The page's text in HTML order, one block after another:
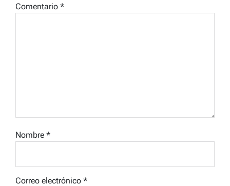
Comentario *
Nombre *
Correo electrónico *